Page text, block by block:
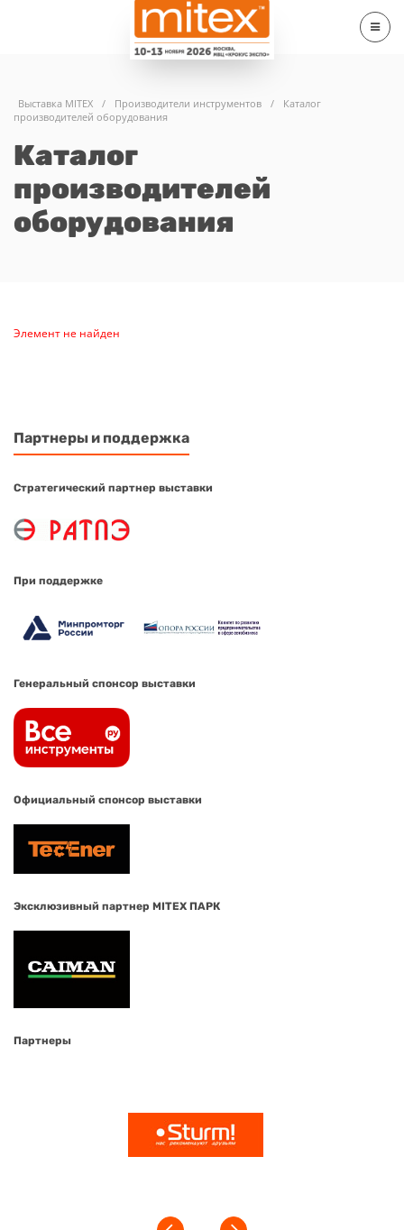
Выставка MITEX / Производители инструментов /
Каталог
производителей оборудования
Каталог
производителей
оборудования
Элемент не найден
Партнеры и поддержка
Стратегический партнер выставки
При поддержке
Генеральный спонсор выставки
Официальный спонсор выставки
Эксклюзивный партнер MITEX ПАРК
Партнеры